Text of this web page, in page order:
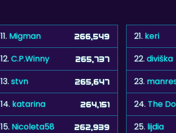
11. Migman 266,549
12.C.P.Winny 265,737
13.stvn 265,647
14. katarina 264,151
15. Nicoleta58 262,939
21. keri
22.diviška
23.
24. The
25. lijdia